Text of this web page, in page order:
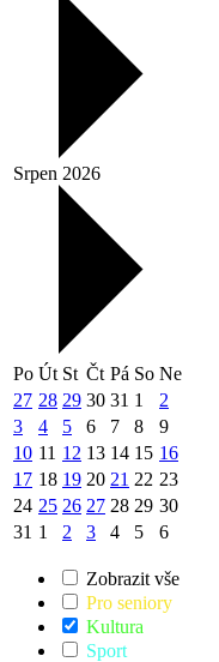
Srpen 2026
Po Út St Čt Pá So Ne
27 28 29 30 31 1
2
3
4 5 6 7 8
9
10 11 12 13 14 15 16
17 18 19 20 21 22 23
24 25 26 27 28 29 30
31 1 2 3 4 5 6
Zobrazit vše
Pro seniory
Kultura
Sport